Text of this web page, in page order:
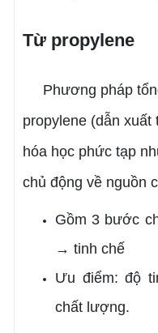
Từ propylene
Phương pháp
propylene (dẫn
hóa học phức tạp
chủ động về nguồn
Gồm 3 bước
→ tinh chế
Ưu điểm: độ
chất lượng.